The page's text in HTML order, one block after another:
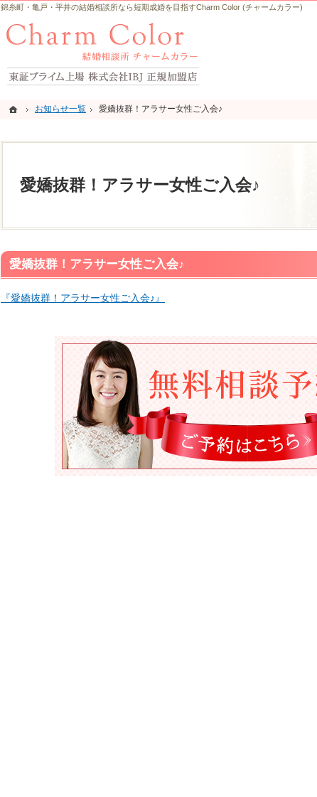
ホーム
お知らせ一覧 愛嬌抜群！アラサー女性ご入会♪
愛嬌抜群！アラサー女性ご入会♪
錦糸町・亀戸・平井の結婚相談所なら短期成婚を目指すCharm Color (チャームカラー)
愛嬌抜群！アラサー女性ご入会♪
『愛嬌抜群！アラサー女性ご入会♪』
ホーム
お知らせ一覧 愛嬌抜群！アラサー女性ご入会♪